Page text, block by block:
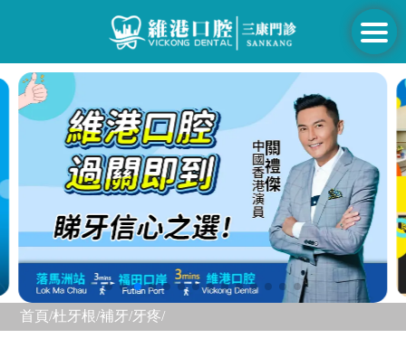
首頁/杜牙根/補牙/牙疼/